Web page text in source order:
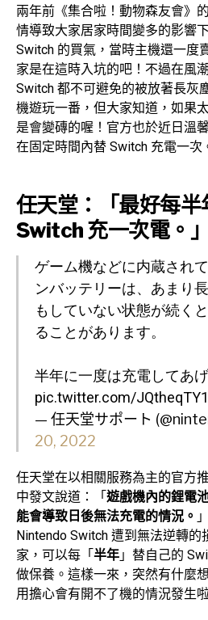
兩年前《集合啦！動物森友會》
情導致大家居家時間變多的影響
Switch 的買氣，當時主機還一度
家是在這時入坑的吧！不過在風
Switch 都不可避免的被放著長灰
機遊玩一番，但大家知道，如果
是會變磚的喔！官方也於近日溫
在固定時間內替 Switch 充電一次
任天堂：「最好每
Switch 充一次電。」
ゲーム機などに内蔵され
ンバッテリーは、あまり
もしていない状態が続く
ることがあります。
半年に一度は充電してあげ
pic.twitter.com/
— 任天堂サポート
20, 2022
任天堂在以相關服務為主的官方
中發文說道：「 遊戲機內的鋰電
能會導致日後無法充電的情況。
Nintendo Switch 遭到無法逆轉
家，可以每「 半年 」替自己的
做保養。這樣一來，突然有什麼
用擔心會有開不了機的情況發生啦